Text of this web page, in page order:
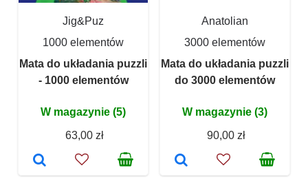
Jig&Puz
1000 elementów
Mata do układania puzzli
- 1000 elementów
W magazynie (5)
63,00 zł
Anatolian
3000 elementów
Mata do układania puzzli
do 3000 elementów
W magazynie (3)
90,00 zł